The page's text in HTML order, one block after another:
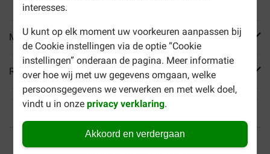
interesses.
U kunt op elk moment uw voorkeuren aanpassen bij
de Cookie instellingen via de optie “Cookie
instellingen” onderaan de pagina. Meer informatie
over hoe wij met uw gegevens omgaan, welke
persoonsgegevens we verwerken en met welk doel,
vindt u in onzeprivacy verklaring.
Akkoord en verdergaan
Meer informatie
Reviews
Tot 40% goedkoper Veilig betalen